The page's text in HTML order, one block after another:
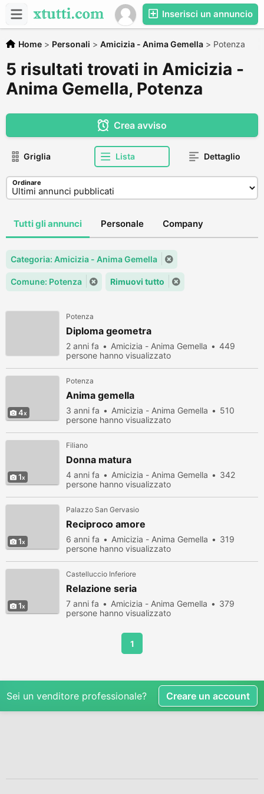
Inserisci un annuncio
Home > Personali > Amicizia - Anima Gemella > Potenza
5 risultati trovati in Amicizia -
Anima Gemella, Potenza
Crea avviso
Griglia Lista Dettaglio
Ordinare
Tutti gli annunci Personale Company
Categoria: Amicizia - Anima Gemella
Comune: Potenza Rimuovi tutto
Potenza
Diploma geometra
2 anni fa Amicizia - Anima Gemella
449
persone hanno visualizzato
4
Potenza
Anima gemella
3 anni fa Amicizia - Anima Gemella
510
persone hanno visualizzato
1
Filiano
Donna matura
4 anni fa Amicizia - Anima Gemella
342
persone hanno visualizzato
1
Palazzo San Gervasio
Reciproco amore
6 anni fa Amicizia - Anima Gemella
319
persone hanno visualizzato
1
Castelluccio Inferiore
Relazione seria
7 anni fa Amicizia - Anima Gemella
379
persone hanno visualizzato
1
Sei un venditore professionale? Creare un account